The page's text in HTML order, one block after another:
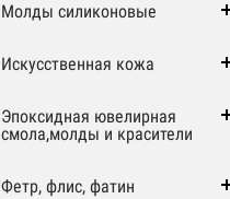
Молды силиконовые
Искусственная кожа
Эпоксидная ювелирная
смола,молды и красители
Фетр, флис, фатин